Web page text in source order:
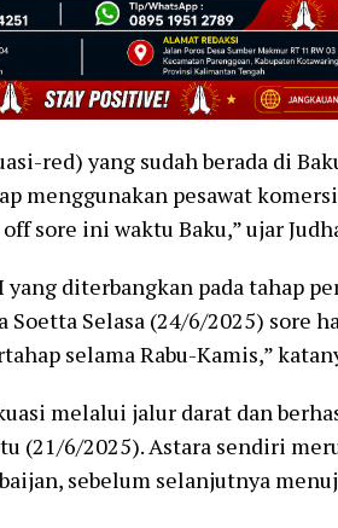
red) yang sudah berada di
menggunakan pesawat
sore ini waktu Baku,” ujar
yang diterbangkan pada tahap
Selasa (24/6/2025) sore
selama Rabu-Kamis,”
melalui jalur darat dan
(21/6/2025). Astara sendiri
sebelum selanjutnya